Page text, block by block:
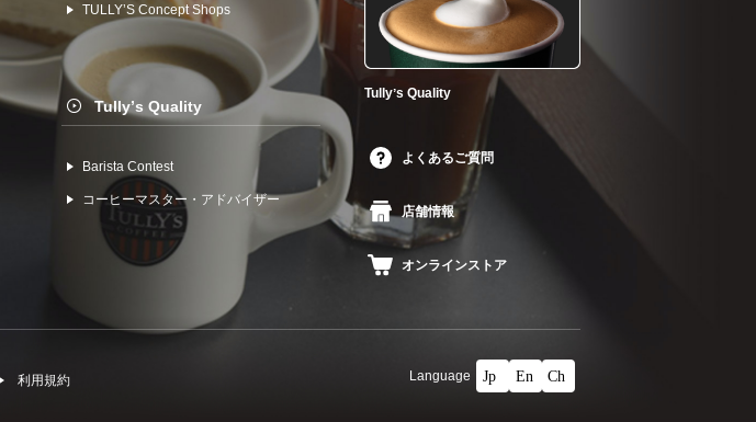
TULLYʼS Concept Shops
Tullyʼs Quality
Barista Contest
コーヒーマスター・アドバイザー
Tullyʼs Quality
よくあるご質問
店舗情報
オンラインストア
利⽤規約 Language